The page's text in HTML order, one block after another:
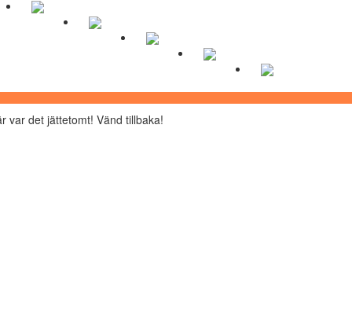
var det jättetomt! Vänd tillbaka!